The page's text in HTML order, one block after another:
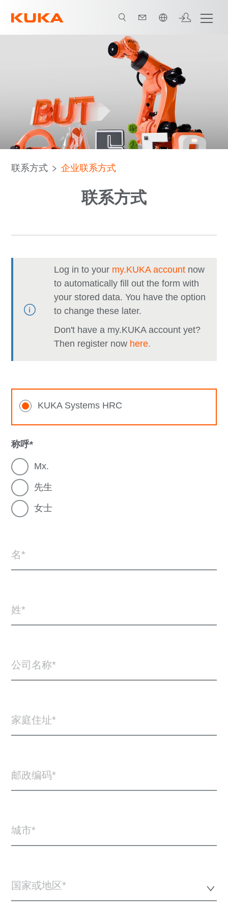
中文 / Chinese
联系方式 企业联系方式
联系方式
Log in to your my.KUKA account now
to automatically fill out the form with
your stored data. You have the option
to change these later.
Don't have a my.KUKA account yet?
Then register now here.
KUKA Systems HRC
称呼
Mx.
先生
女士
名
姓
公司名称
家庭住址
邮政编码
城市
国家或地区*